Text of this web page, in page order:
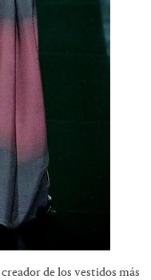
de los vestidos más